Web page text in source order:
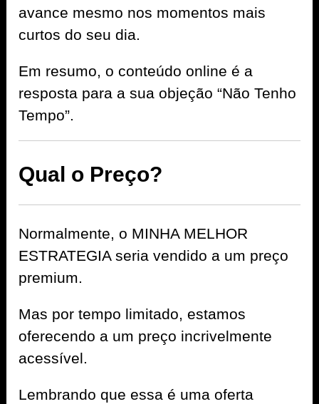
avance mesmo nos momentos mais
curtos do seu dia.
Em resumo, o conteúdo online é a
resposta para a sua objeção “Não Tenho
Tempo”.
Qual o Preço?
Normalmente, o MINHA MELHOR
ESTRATEGIA seria vendido a um preço
premium.
Mas por tempo limitado, estamos
oferecendo a um preço incrivelmente
acessível.
Lembrando que essa é uma oferta